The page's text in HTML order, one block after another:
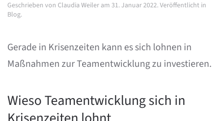
Geschrieben von Claudia Weiler am 31. Januar 2022. Veröffentlicht in
Blog.
Gerade in Krisenzeiten kann es sich lohnen in
Maßnahmen zur Teamentwicklung zu investieren.
Wieso Teamentwicklung sich in